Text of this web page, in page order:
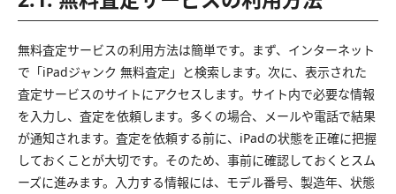
無料査定サービスの利用方法は簡単です。まず、インターネット
で「iPadジャンク 無料査定」と検索します。次に、表示された
査定サービスのサイトにアクセスします。サイト内で必要な情報
を入力し、査定を依頼します。多くの場合、メールや電話で結果
が通知されます。査定を依頼する前に、iPadの状態を正確に把握
しておくことが大切です。そのため、事前に確認しておくとスム
ーズに進みます。入力する情報には、モデル番号、製造年、状態